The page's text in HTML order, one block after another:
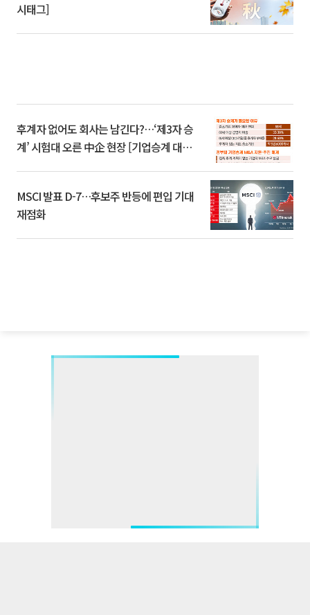
시태그]
후계자 없어도 회사는 남긴다?…‘제3자 승
계’ 시험대 오른 中企 현장 [기업승계 대전
MSCI 발표 D-7…후보주 반등에 편입 기대
재점화